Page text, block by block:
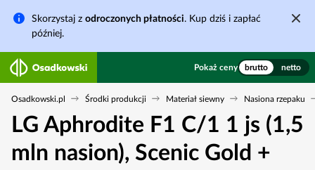
Skorzystaj z odroczonych płatności. Kup dziś i zapłać
później.
Pokaż ceny brutto netto
Osadkowski.pl Środki produkcji Materiał siewny Nasiona rzepaku
LG Aphrodite F1 C/1 1 js (1,5
mln nasion), Scenic Gold +